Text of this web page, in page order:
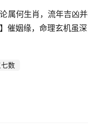
属何生肖，流年吉凶
】催姻缘，命理玄机虽
数